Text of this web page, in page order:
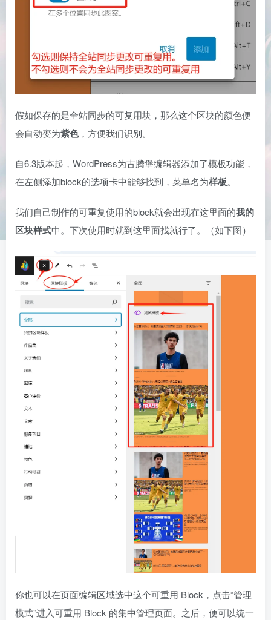
假如保存的是全站同步的可复用块，那么这个区块的颜色便
会自动变为紫色，方便我们识别。
自6.3版本起，WordPress为古腾堡编辑器添加了模板功能，
在左侧添加block的选项卡中能够找到，菜单名为样板。
我们自己制作的可重复使用的block就会出现在这里面的我的
区块样式中。下次使用时就到这里面找就行了。（如下图）
你也可以在页面编辑区域选中这个可重用 Block，点击“管理
模式”进入可重用 Block 的集中管理页面。之后，便可以统一